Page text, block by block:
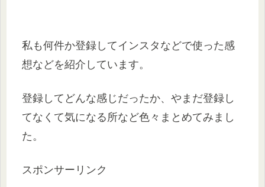
私も何件か登録してインスタなどで使った感
想などを紹介しています。
登録してどんな感じだったか、やまだ登録し
てなくて気になる所など色々まとめてみまし
た。
スポンサーリンク